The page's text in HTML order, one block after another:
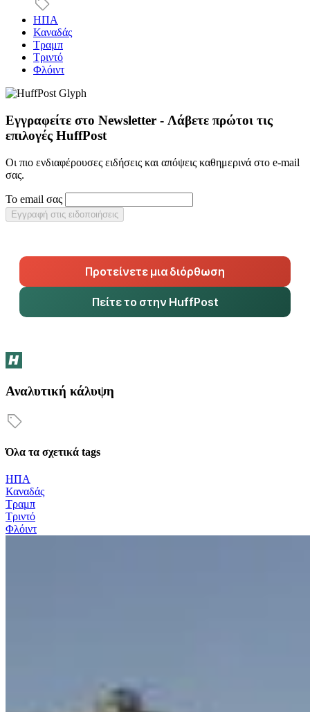
ΗΠΑ
Καναδάς
Τραμπ
Τριντό
Φλόιντ
Εγγραφείτε στο Newsletter - Λάβετε πρώτοι τις
επιλογές HuffPost
Οι πιο ενδιαφέρουσες ειδήσεις και απόψεις καθημερινά στο e-mail
σας.
Το email σας
Εγγραφή στις ειδοποιήσεις
Προτείνετε μια διόρθωση
Πείτε το στην HuffPost
Αναλυτική κάλυψη
Όλα τα σχετικά tags
ΗΠΑ
Καναδάς
Τραμπ
Τριντό
Φλόιντ